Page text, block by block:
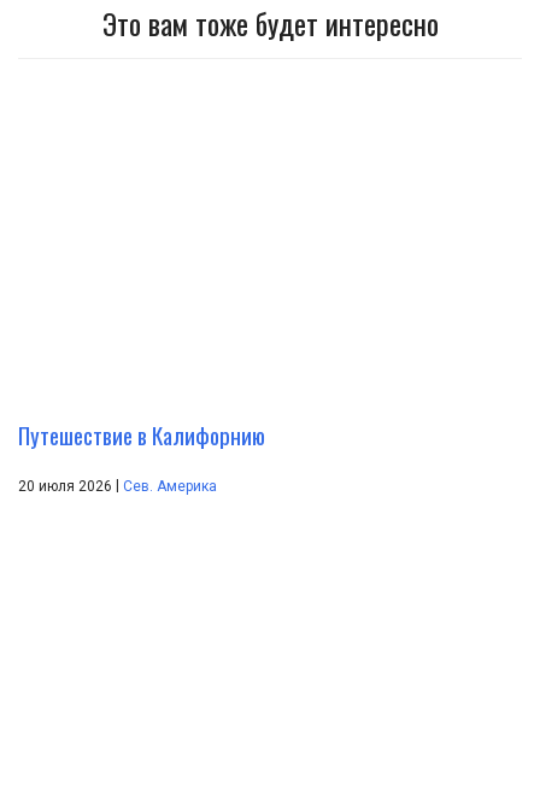
Это вам тоже будет интересно
Путешествие в Калифорнию
20 июля 2026 | Сев. Америка